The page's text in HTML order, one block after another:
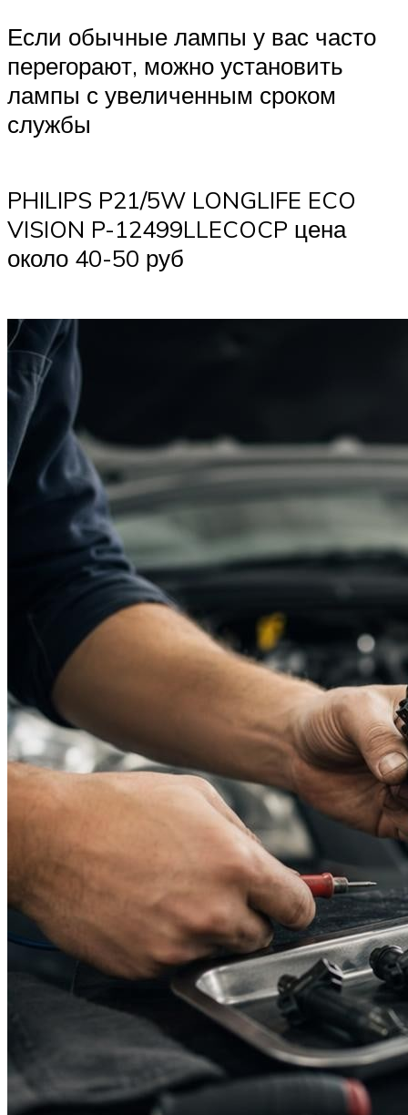
Если обычные лампы у вас часто
перегорают, можно установить
лампы с увеличенным сроком
службы
PHILIPS P21/5W LONGLIFE ECO
VISION P-12499LLECOCP цена
около 40-50 руб